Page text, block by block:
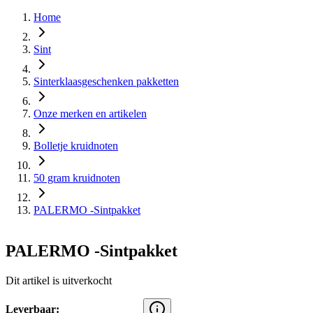
Home
Sint
Sinterklaasgeschenken pakketten
Onze merken en artikelen
Bolletje kruidnoten
50 gram kruidnoten
PALERMO -Sintpakket
PALERMO -Sintpakket
Dit artikel is uitverkocht
Leverbaar: